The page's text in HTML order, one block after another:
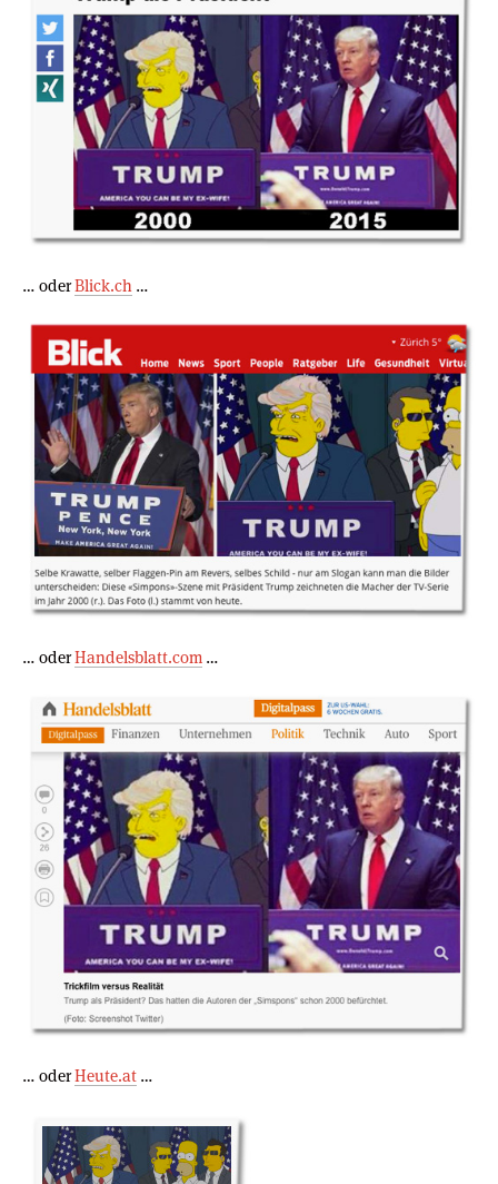
… oderBlick.ch …
… oderHandelsblatt.com …
… oderHeute.at …